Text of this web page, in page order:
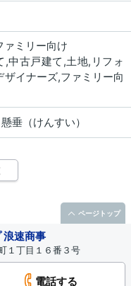
ァミリー向け
,中古戸建て,土地,リフォ
イナーズ,ファミリー向
垂（けんすい）
浪速商事
１丁目１６番３号
電話する
ページトップ